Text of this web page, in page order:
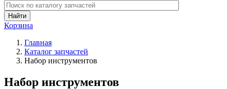
Найти
Корзина
Главная
Каталог запчастей
Набор инструментов
Набор инструментов